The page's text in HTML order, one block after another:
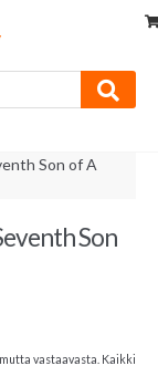
Son of A
Son
vastaavasta. Kaikki